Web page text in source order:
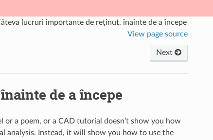
lucruri importante de reținut, înainte de a începe
View page source
Next
de a începe
a poem, or a CAD tutorial doesn’t show you how
analysis. Instead, it will show you how to use the